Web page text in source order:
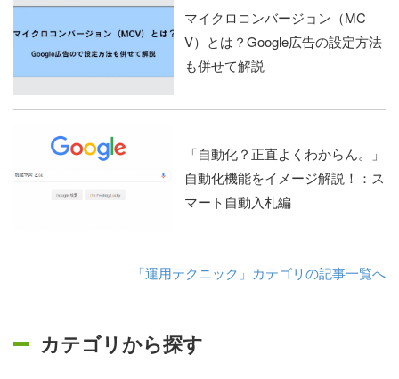
マイクロコンバージョン（MC
V）とは？Google広告の設定方法
も併せて解説
「自動化？正直よくわからん。」
自動化機能をイメージ解説！：ス
マート自動入札編
「運用テクニック」カテゴリの記事一覧へ
カテゴリから探す